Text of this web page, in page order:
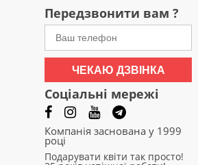
Передзвонити вам ?
ЧЕКАЮ ДЗВІНКА
Соціальні мережі
Компанія заснована у 1999
році
Подарувати квіти так просто!